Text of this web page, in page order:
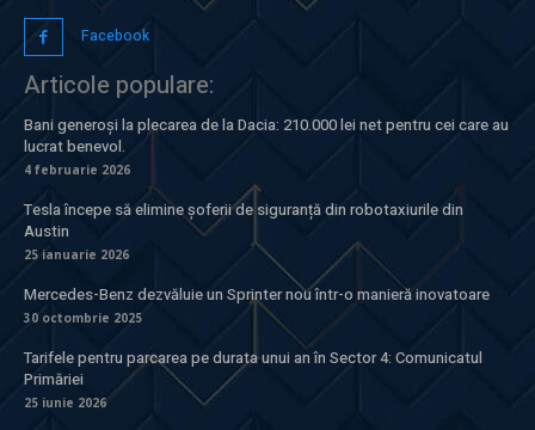
Facebook
Articole populare:
Bani generoși la plecarea de la Dacia: 210.000 lei net pentru cei care au
lucrat benevol.
4 februarie 2026
Tesla începe să elimine șoferii de siguranță din robotaxiurile din
Austin
25 ianuarie 2026
Mercedes-Benz dezvăluie un Sprinter nou într-o manieră inovatoare
30 octombrie 2025
Tarifele pentru parcarea pe durata unui an în Sector 4: Comunicatul
Primăriei
25 iunie 2026